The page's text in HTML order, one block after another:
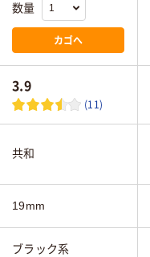
数量
カゴへ
3.9
(11)
共和
19mm
ブラック系